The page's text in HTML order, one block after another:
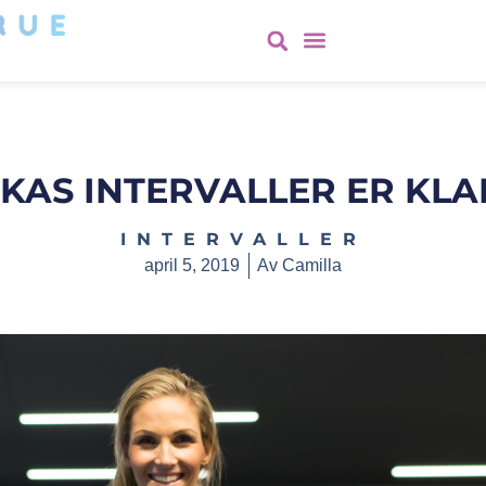
INTERVALLER ER
INTERVALLER
april 5, 2019 Av Camilla